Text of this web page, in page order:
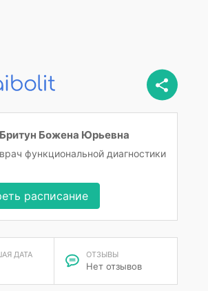
Бритун Божена Юрьевна
врач функциональной диагностики
расписание
ДАТА ОТЗЫВЫ
Нет отзывов